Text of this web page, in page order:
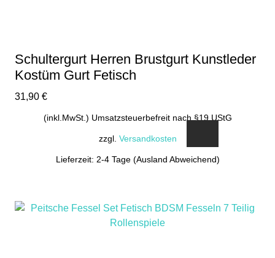
Schultergurt Herren Brustgurt Kunstleder
Kostüm Gurt Fetisch
31,90 €
(inkl.MwSt.) Umsatzsteuerbefreit nach §19 UStG
zzgl. Versandkosten
Lieferzeit: 2-4 Tage (Ausland Abweichend)